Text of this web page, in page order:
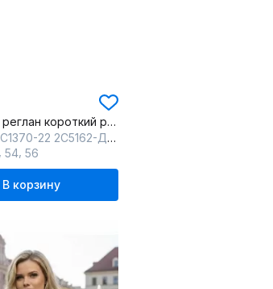
Джемпер реглан короткий рукав вязаный для демисезона
С1370-22 2С5162-Д43 170,176 лимонно-флавиновый
54 56
В корзину